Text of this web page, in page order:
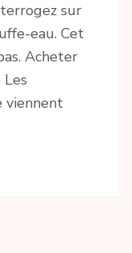
sur
eau. Cet
Acheter
viennent